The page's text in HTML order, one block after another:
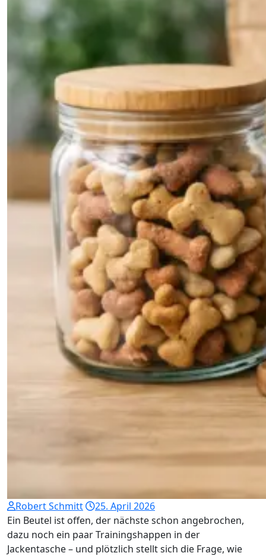
Robert Schmitt
25. April 2026
Ein Beutel ist offen, der nächste schon angebrochen,
dazu noch ein paar Trainingshappen in der
Jackentasche – und plötzlich stellt sich die Frage, wie